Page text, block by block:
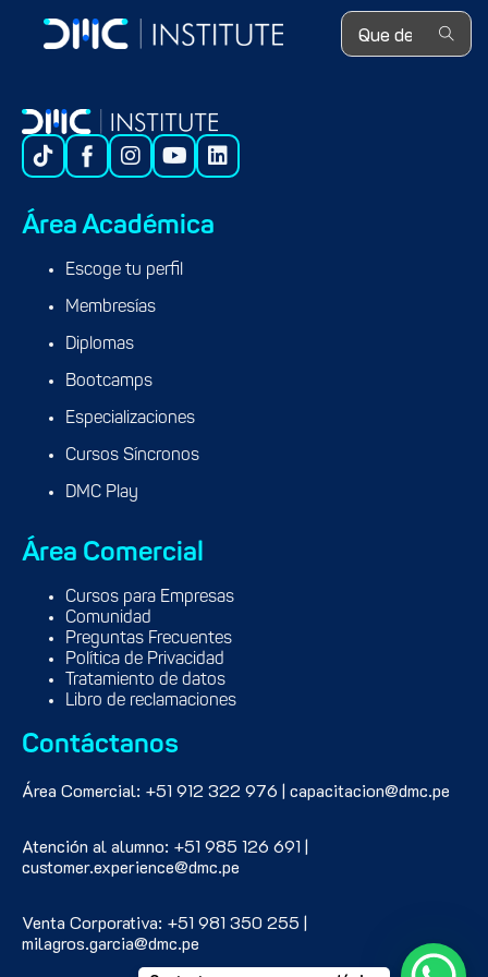
Search ...
Área Académica
Escoge tu perfil
Membresías
Diplomas
Bootcamps
Especializaciones
Cursos Síncronos
DMC Play
Área Comercial
Cursos para Empresas
Comunidad
Preguntas Frecuentes
Política de Privacidad
Tratamiento de datos
Libro de reclamaciones
Contáctanos
Área Comercial: +51 912 322 976 | capacitacion@dmc.pe
Atención al alumno: +51 985 126 691 |
customer.experience@dmc.pe
Venta Corporativa: +51 981 350 255 |
milagros.garcia@dmc.pe